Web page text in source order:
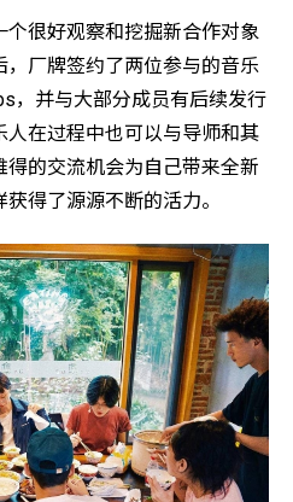
很好观察和挖掘新合作对象
厂牌签约了两位参与的音乐
，并与大部分成员有后续发行
在过程中也可以与导师和其
的交流机会为自己带来全新
得了源源不断的活力。